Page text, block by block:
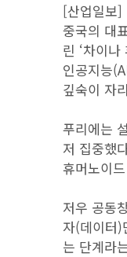
[산업일보]
중국의 대
린 ‘차이
인공지능
깊숙이 자
푸리에는
저 집중했
휴머노이
저우 공동
자(데이터
는 단계라